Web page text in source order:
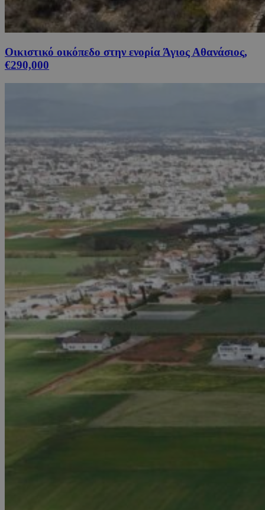
Οικιστικό οικόπεδο στην ενορία Άγιος Αθανάσιος,
€290,000